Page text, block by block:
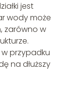
jest
wody może
zarówno w
przypadku
na dłuższy